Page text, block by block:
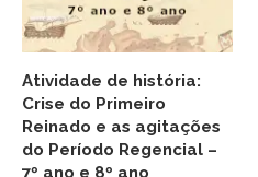
Atividade de história:
Crise do Primeiro
Reinado e as agitações
do Período Regencial –
7º ano e 8º ano